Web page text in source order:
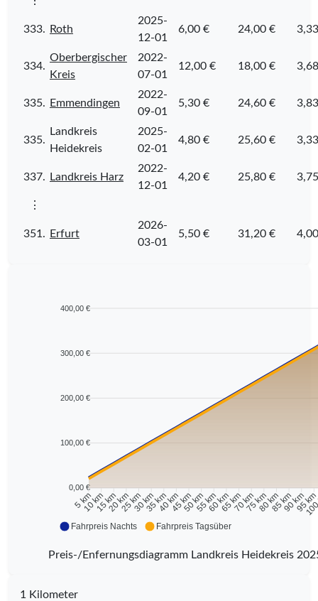
333. Roth
2025-
12-01
6,00 € 24,00 €
334.
Oberbergischer
Kreis
2022-
07-01
12,00 € 18,00 €
335. Emmendingen
2022-
09-01
5,30 € 24,60 €
335.
Landkreis
Heidekreis
2025-
02-01
4,80 € 25,60 €
337. Landkreis Harz
2022-
12-01
4,20 € 25,80 €
⋮
351. Erfurt
2026-
03-01
5,50 € 31,20 €
400,00 €
300,00 €
200,00 €
100,00 €
0,00 €
5 km
10 km15 km20 km25 km30 km35 km40 km45 km50 km55 km60 km65 km70 km75 km80 km85 km90 km95 km
Fahrpreis Nachts Fahrpreis Tagsüber
Preis-/Enfernungsdiagramm Landkreis Heidekreis
1 Kilometer